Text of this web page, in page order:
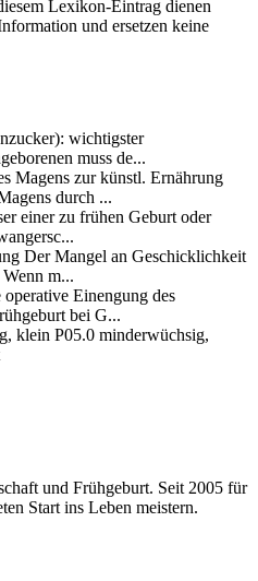
Lexikon-Eintrag dienen
und ersetzen keine
wichtigster
muss de...
Magens zur künstl. Ernährung
durch ...
einer zu frühen Geburt oder
Der Mangel an Geschicklichkeit
m...
operative Einengung des
bei G...
klein P05.0 minderwüchsig,
und Frühgeburt. Seit 2005 für
Start ins Leben meistern.